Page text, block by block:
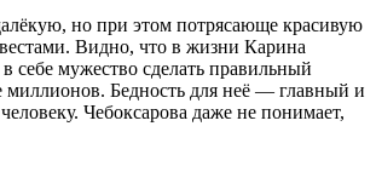
но при этом потрясающе красивую
Видно, что в жизни Карина
себе мужество сделать правильный
миллионов. Бедность для неё — главный и
Чебоксарова даже не понимает,